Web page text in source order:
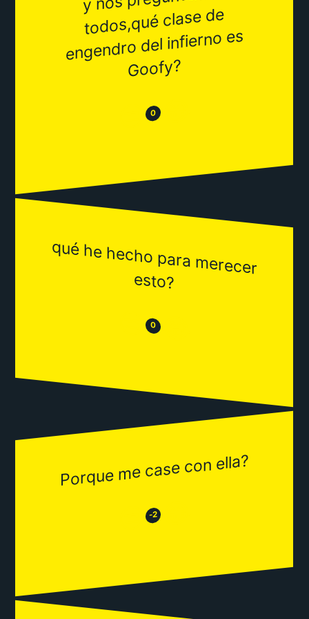
todos,qué clase de
engendro del infierno es
Goofy?
😒 0 😂
qué he hecho para m
erecer
esto?
😒 0 😂
Porque me case con ella?
😒 -2 😂